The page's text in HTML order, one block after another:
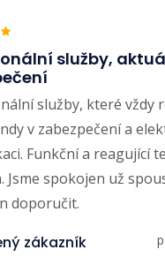
služby,
služby, které vždy
v zabezpečení a
Funkční a reagující
Jsme spokojen už
doporučit.
zákazník